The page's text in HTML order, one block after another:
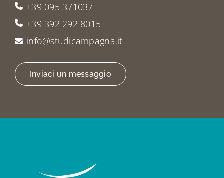
+39 095 371037
+39 392 292 8015
info@studicampagna.it
Inviaci un messaggio